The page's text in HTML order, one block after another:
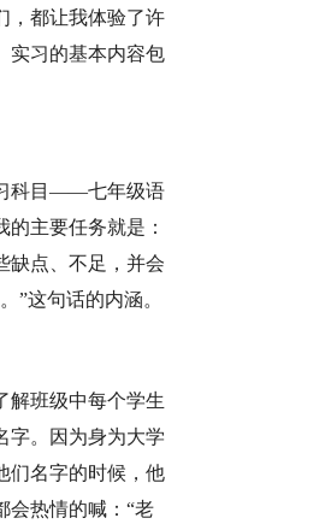
，都让我体验了许
实习的基本内容包
科目——七年级语
主要任务就是：
点、不足，并会
”这句话的内涵。
解班级中每个学生
字。因为身为大学
们名字的时候，他
会热情的喊：“老